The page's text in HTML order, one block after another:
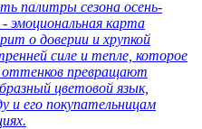
палитры сезона осень-
эмоциональная карта
о доверии и хрупкой
силе и тепле, которое
превращают
цветовой язык,
его покупательницам